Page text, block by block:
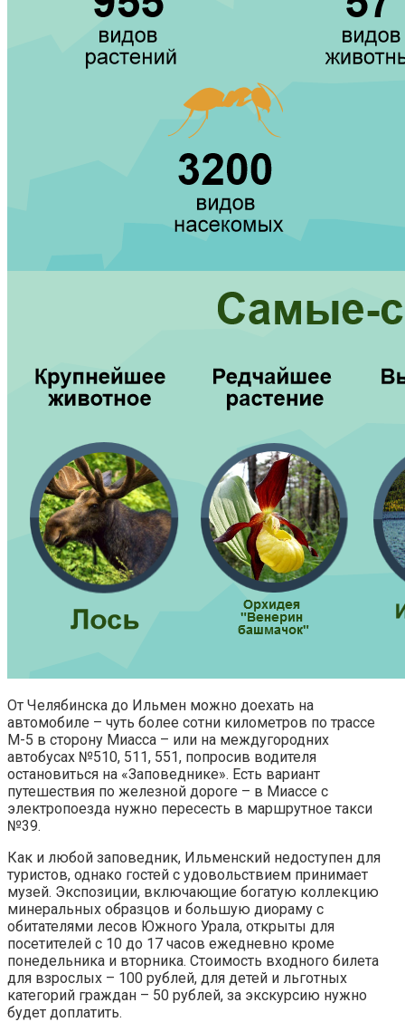
От Челябинска до Ильмен можно доехать на
автомобиле – чуть более сотни километров по трассе
М-5 в сторону Миасса – или на междугородних
автобусах №510, 511, 551, попросив водителя
остановиться на «Заповеднике». Есть вариант
путешествия по железной дороге – в Миассе с
электропоезда нужно пересесть в маршрутное такси
№39.
Как и любой заповедник, Ильменский недоступен для
туристов, однако гостей с удовольствием принимает
музей. Экспозиции, включающие богатую коллекцию
минеральных образцов и большую диораму с
обитателями лесов Южного Урала, открыты для
посетителей с 10 до 17 часов ежедневно кроме
понедельника и вторника. Стоимость входного билета
для взрослых – 100 рублей, для детей и льготных
категорий граждан – 50 рублей, за экскурсию нужно
будет доплатить.